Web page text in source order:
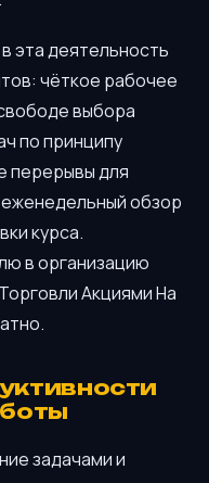
эта деятельность
чёткое рабочее
выбора
по принципу
перерывы для
обзор
курса.
в организацию
Акциями На
задачами и